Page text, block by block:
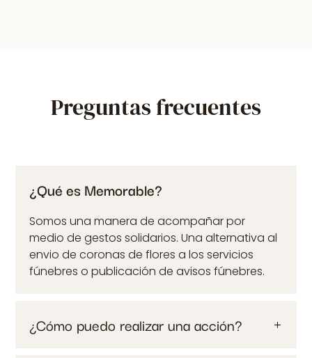
Preguntas frecuentes
¿Qué es Memorable?
Somos una manera de acompañar por
medio de gestos solidarios. Una alternativa al
envio de coronas de flores a los servicios
fúnebres o publicación de avisos fúnebres.
¿Cómo puedo realizar una acción?